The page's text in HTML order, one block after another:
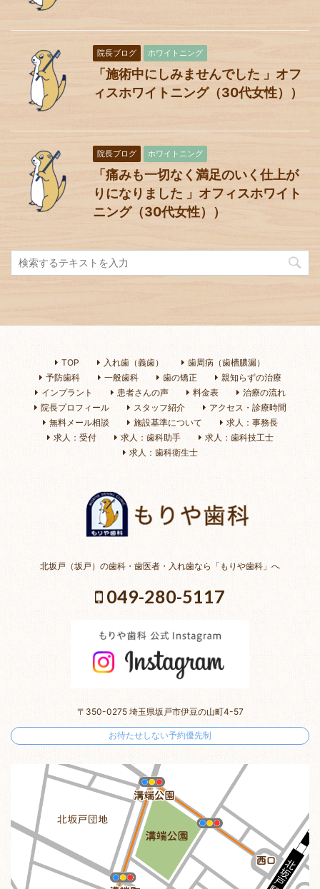
院長ブログ ホワイトニング
「施術中にしみませんでした 」オフ
ィスホワイトニング（30代女性））
院長ブログ ホワイトニング
「痛みも一切なく満足のいく仕上が
りになりました 」オフィスホワイト
ニング（30代女性））
TOP 入れ歯（義歯）
歯周病（歯槽膿漏）
予防歯科
一般歯科 歯の矯正
親知らずの治療
インプラント
患者さんの声 料金表
治療の流れ
院長プロフィール
スタッフ紹介
アクセス・診療時間
無料メール相談
施設基準について
求人：事務長
求人：受付
求人：歯科助手
求人：歯科技工士
求人：歯科衛生士
北坂戸（坂戸）の歯科・歯医者・入れ歯なら「もりや歯科」へ
049-280-5117
〒350-0275 埼玉県坂戸市伊豆の山町4-57
お待たせしない予約優先制